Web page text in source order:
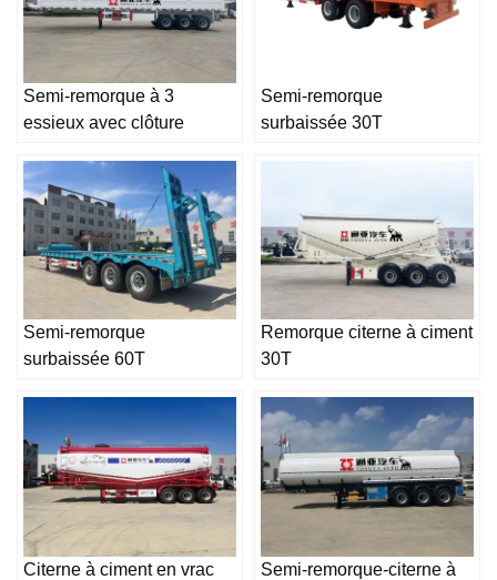
Semi-remorque à 3
essieux avec clôture
Semi-remorque
surbaissée 30T
Semi-remorque
surbaissée 60T
Remorque citerne à ciment
30T
Citerne à ciment en vrac
Semi-remorque-citerne à